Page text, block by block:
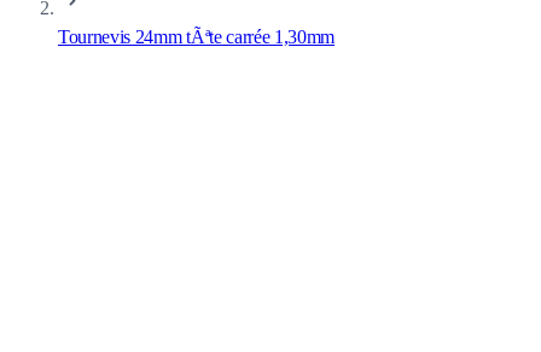
Tournevis 24mm tÃªte carrée 1,30mm